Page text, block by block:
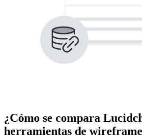
¿Cómo se compara
herramientas de